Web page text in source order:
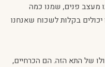
מעצב פנים, שמנו כמה
בקלות לשכוח שאנחנו
של התא הזה. הם הכרחיים,